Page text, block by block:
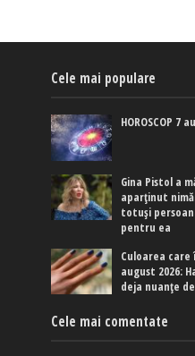
Cele mai populare
HOROSCOP 7
Gina Pistol a
aparținut
totuși
pentru ea
Culoarea
august 2026:
deja nuanțe
Cele mai comentate